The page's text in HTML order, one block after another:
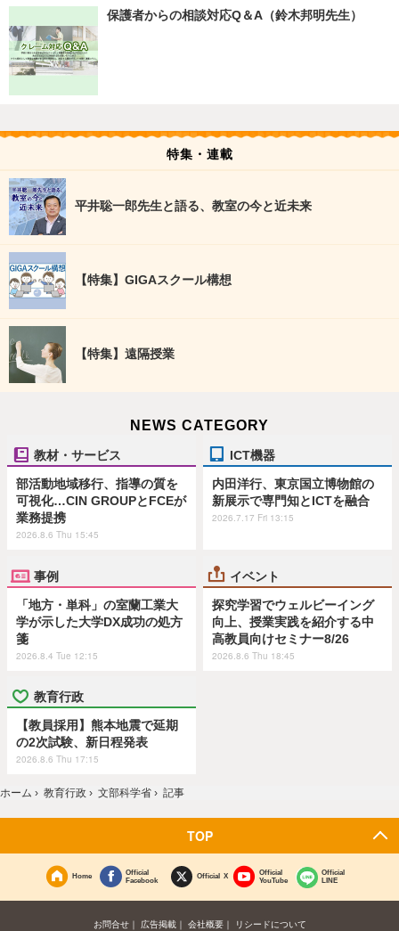
保護者からの相談対応Q＆A（鈴木邦明先生）
特集・連載
平井聡一郎先生と語る、教室の今と近未来
【特集】GIGAスクール構想
【特集】遠隔授業
NEWS CATEGORY
教材・サービス
部活動地域移行、指導の質を
可視化…CIN GROUPとFCEが
業務提携
2026.8.6 Thu 15:45
ICT機器
内田洋行、東京国立博物館の
新展示で専門知とICTを融合
2026.7.17 Fri 13:15
事例
「地方・単科」の室蘭工業大
学が示した大学DX成功の処方
箋
2026.8.4 Tue 12:15
イベント
探究学習でウェルビーイング
向上、授業実践を紹介する中
高教員向けセミナー8/26
2026.8.6 Thu 18:45
教育行政
【教員採用】熊本地震で延期
の2次試験、新日程発表
2026.8.6 Thu 17:15
ホーム › 教育行政 › 文部科学省 › 記事
TOP
Home
Official
Facebook
Official X
Official
YouTube
Official
LINE
お問合せ 広告掲載 会社概要 リシードについて